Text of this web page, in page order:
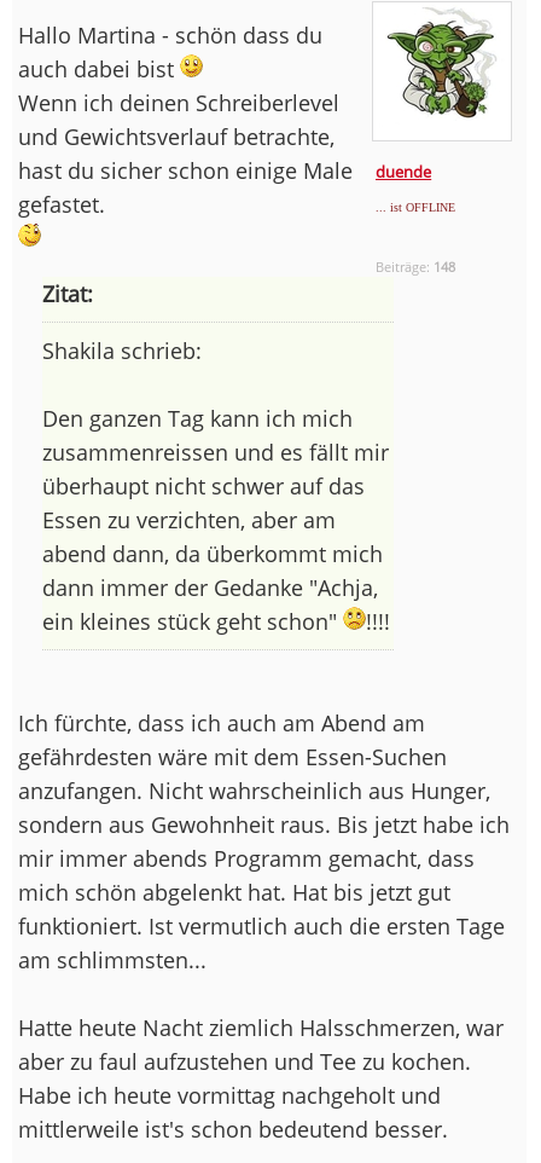
duende
... ist OFFLINE
Beiträge: 148
Hallo Martina - schön dass du
auch dabei bist
Wenn ich deinen Schreiberlevel
und Gewichtsverlauf betrachte,
hast du sicher schon einige Male
gefastet.
Zitat:
Shakila schrieb:
Den ganzen Tag kann ich mich
zusammenreissen und es fällt mir
überhaupt nicht schwer auf das
Essen zu verzichten, aber am
abend dann, da überkommt mich
dann immer der Gedanke "Achja,
ein kleines stück geht schon"
!!!!
Ich fürchte, dass ich auch am Abend am
gefährdesten wäre mit dem Essen-Suchen
anzufangen. Nicht wahrscheinlich aus Hunger,
sondern aus Gewohnheit raus. Bis jetzt habe ich
mir immer abends Programm gemacht, dass
mich schön abgelenkt hat. Hat bis jetzt gut
funktioniert. Ist vermutlich auch die ersten Tage
am schlimmsten...
Hatte heute Nacht ziemlich Halsschmerzen, war
aber zu faul aufzustehen und Tee zu kochen.
Habe ich heute vormittag nachgeholt und
mittlerweile ist's schon bedeutend besser.